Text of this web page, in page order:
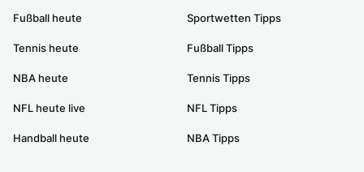
Fußball heute
Tennis heute
NBA heute
NFL heute live
Handball heute
Sportwetten Tipps
Fußball Tipps
Tennis Tipps
NFL Tipps
NBA Tipps